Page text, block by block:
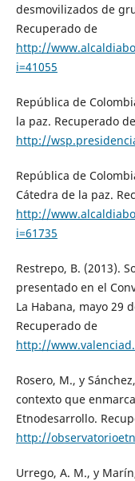
desmovilizados de
Recuperado de
http://
i=41055
República de
la paz. Recuperado de
http://
República de
Cátedra de la paz.
http://
i=61735
Restrepo, B. (2013).
presentado en el
La Habana, mayo 29
Recuperado de
http://
Rosero, M., y
contexto que
Etnodesarrollo.
http://
Urrego, A. M., y